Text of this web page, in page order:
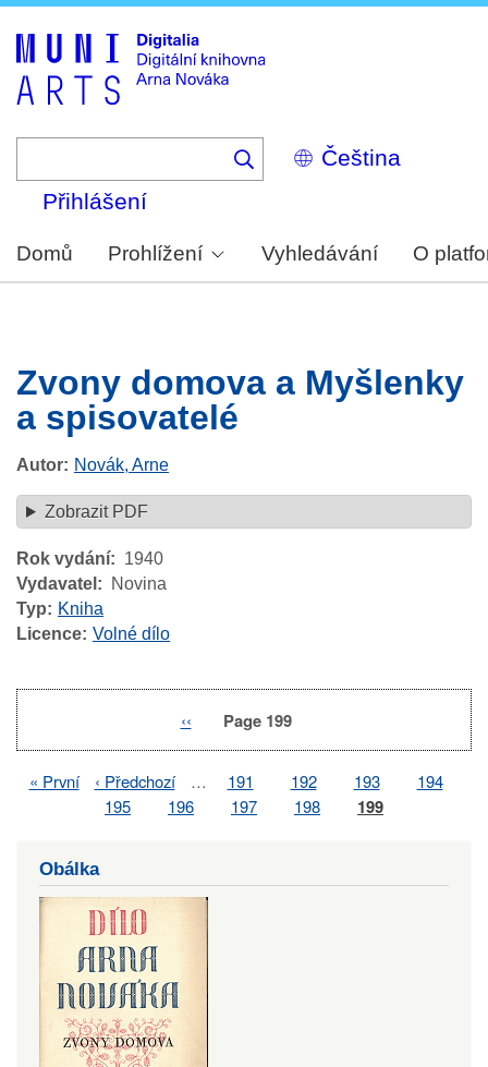
Select
your
Přihlášení
Domů Prohlížení Vyhledávání O
Zvony domova a Myšlenky
a spisovatelé
Autor Novák, Arne
Zobrazit PDF
Rok vydání
1940
Vydavatel
Novina
Typ
Kniha
Licence Volné dílo
Previous
‹‹ Page 199
Pagination
First
« První
Previous
page
‹ Předchozí … Page
191 Page
192 Page
193 Page
194
Page
195 Page
196 Page
197 Page
198 Page
199
Obálka